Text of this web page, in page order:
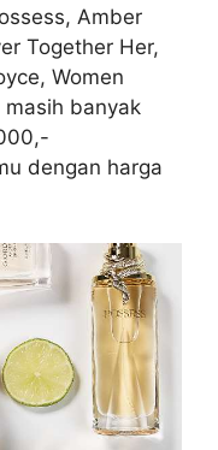
Amber
Together Her,
Women
masih banyak
dengan harga